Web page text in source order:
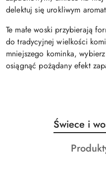
delektuj się urokliwym
Te małe woski przybierają
do tradycyjnej wielkości
mniejszego kominka,
osiągnąć pożądany efekt
Pomiń karuzelę
Produkty
o
statusie:
Świece i